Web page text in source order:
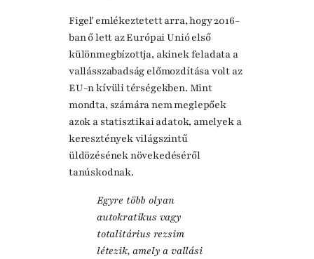
Figeľ emlékeztetett arra, hogy 2016-
ban ő lett az Európai Unió első
különmegbízottja, akinek feladata a
vallásszabadság előmozdítása volt az
EU-n kívüli térségekben. Mint
mondta, számára nem meglepőek
azok a statisztikai adatok, amelyek a
keresztények világszintű
üldözésének növekedéséről
tanúskodnak.
Egyre több olyan
autokratikus vagy
totalitárius rezsim
létezik, amely a vallási